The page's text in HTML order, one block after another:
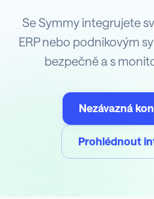
Se Symmy integrujete
ERP nebo podnikovým
bezpečně a s
Nezávazná
Prohlédnout